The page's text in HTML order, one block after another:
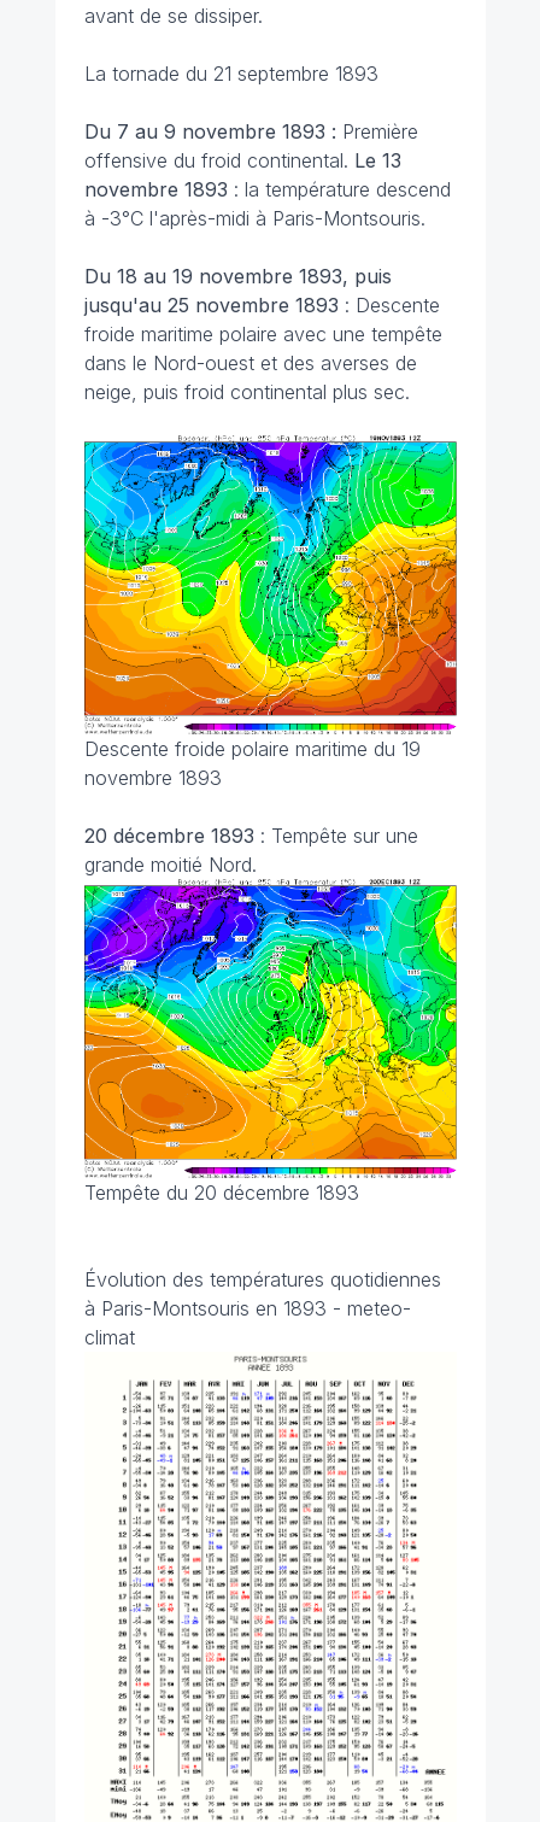
avant de se dissiper.
La tornade du 21 septembre 1893
Du 7 au 9 novembre 1893 : Première
offensive du froid continental. Le 13
novembre 1893 : la température descend
à -3°C l'après-midi à Paris-Montsouris.
Du 18 au 19 novembre 1893, puis
jusqu'au 25 novembre 1893 : Descente
froide maritime polaire avec une tempête
dans le Nord-ouest et des averses de
neige, puis froid continental plus sec.
Descente froide polaire maritime du 19
novembre 1893
20 décembre 1893 : Tempête sur une
grande moitié Nord.
Tempête du 20 décembre 1893
Évolution des températures quotidiennes
à Paris-Montsouris en 1893 - meteo-
climat